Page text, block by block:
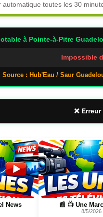
automatique toutes les 30
à Pointe-à-Pitre
Impossible
Source : Hub'Eau / Saur
❌
Page
📰 📺 Une Wild
FR